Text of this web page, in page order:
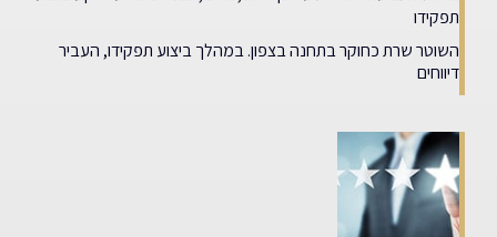
תפקידו
השוטר שרת כחוקר בתחנה בצפון. במהלך ביצוע תפקידו, העביר
דיווחים